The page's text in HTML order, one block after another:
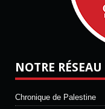
NOTRE RÉSEAU
Chronique de Palestine